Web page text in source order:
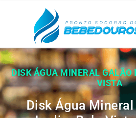
DISK ÁGUA MINERAL
VISTA
Disk Água Mineral